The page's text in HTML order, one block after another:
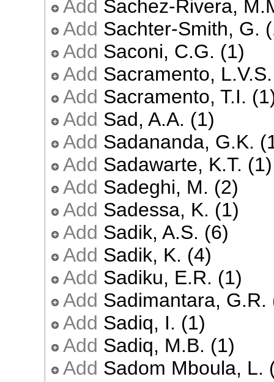
Add Sachez-Rivera,
Add Sachter-Smith, G.
Add Saconi, C.G. (1)
Add Sacramento,
Add Sacramento, T.I.
Add Sad, A.A. (1)
Add Sadananda, G.K.
Add Sadawarte, K.T. (1)
Add Sadeghi, M. (2)
Add Sadessa, K. (1)
Add Sadik, A.S. (6)
Add Sadik, K. (4)
Add Sadiku, E.R. (1)
Add Sadimantara, G.R.
Add Sadiq, I. (1)
Add Sadiq, M.B. (1)
Add Sadom Mboula, L.